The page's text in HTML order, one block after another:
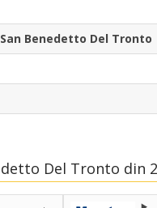
Benedetto Del Tronto
Del Tronto din